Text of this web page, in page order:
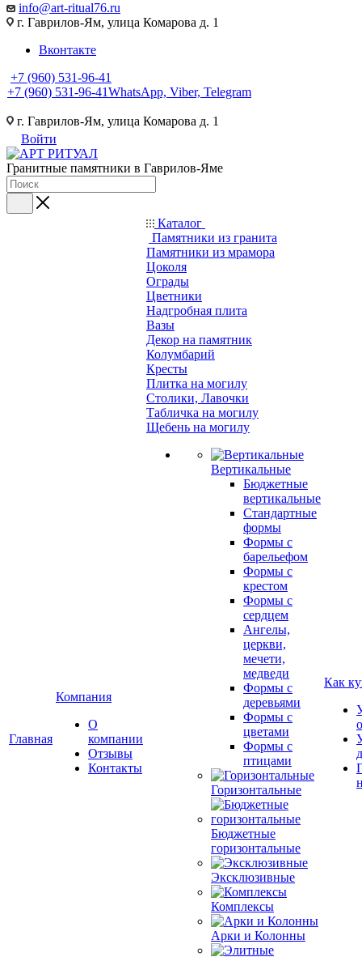
info@art-ritual76.ru
г. Гаврилов-Ям, улица Комарова д. 1
Вконтакте
+7 (960) 531-96-41
+7 (960) 531-96-41WhatsApp, Viber, Telegram
г. Гаврилов-Ям, улица Комарова д. 1
Войти
Гранитные памятники в Гаврилов-Яме
Главная
Компания
О
компании
Отзывы
Контакты
Каталог
Памятники из гранита
Памятники из мрамора
Цоколя
Ограды
Цветники
Надгробная плита
Вазы
Декор на памятник
Колумбарий
Кресты
Плитка на могилу
Столики, Лавочки
Табличка на могилу
Щебень на могилу
Вертикальные
Бюджетные
вертикальные
Стандартные
формы
Формы с
барельефом
Формы с
крестом
Формы с
сердцем
Ангелы,
церкви,
мечети,
медведи
Формы с
деревьями
Формы с
цветами
Формы с
птицами
Горизонтальные
Бюджетные
горизонтальные
Эксклюзивные
Комплексы
Арки и Колонны
Как